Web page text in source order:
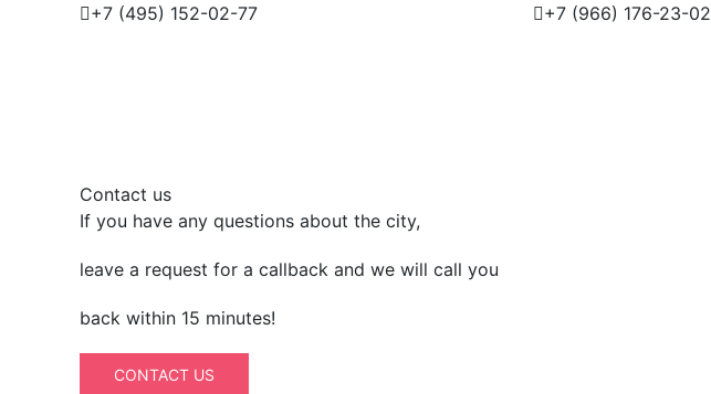
+7 (495) 152-02-77
+7 (966) 176-23-02
Contact us
If you have any questions about the city,
leave a request for a callback and we will call you
back within 15 minutes!
CONTACT US